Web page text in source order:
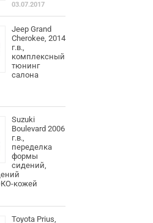
03.07.2017
Jeep Grand
Cherokee, 2014
г.в.,
комплексный
тюнинг
салона
Suzuki
Boulevard 2006
г.в.,
переделка
формы
сидений,
кожей
Toyota Prius,